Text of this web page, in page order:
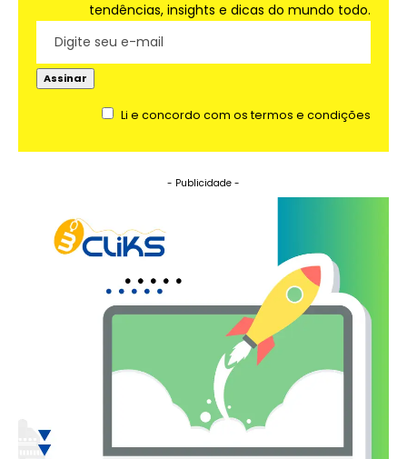
tendências, insights e dicas do mundo todo.
Li e concordo com os termos e condições
- Publicidade -